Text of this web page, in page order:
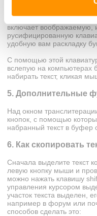
Ссылкарусская
включает воображаемую,
русифицированную
удобную вам раскладку
С помощью этой
вслепую на компьютерах
набирать текст, кликая
5. Дополнительные
Над окном
кнопок, с помощью
набранный текст в буфер
6. Как скопировать
Сначала выделите текст
левую кнопку мыши и
можно нажать клавишу
управления курсором
участок текста выделен,
например в форум или
способов сделать это: